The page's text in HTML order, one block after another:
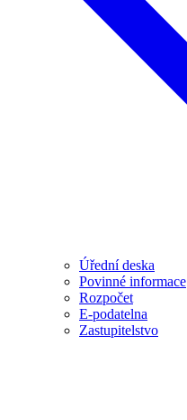
Úřední deska
Povinné informace
Rozpočet
E-podatelna
Zastupitelstvo